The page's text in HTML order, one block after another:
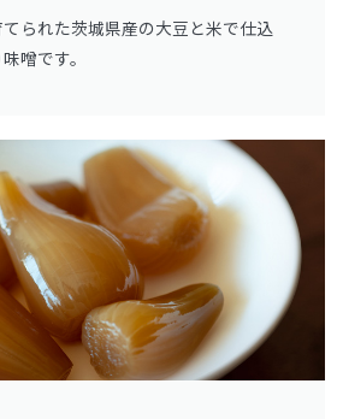
られた茨城県産の大豆と米で仕込
噌です。